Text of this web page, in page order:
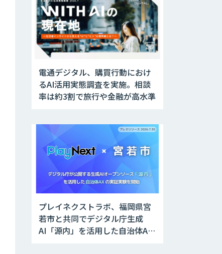
電通デジタル、購買行動におけ
るAI活用実態調査を実施。相談
率は約3割で旅行や金融が高水準
プレイネクストラボ、福岡県宮
若市と共同でデジタル庁生成
AI「源内」を活用した自治体AX